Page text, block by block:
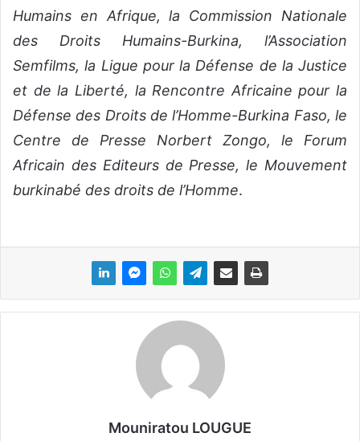
Humains en Afrique, la Commission Nationale
des Droits Humains-Burkina, l’Association
Semfilms, la Ligue pour la Défense de la Justice
et de la Liberté, la Rencontre Africaine pour la
Défense des Droits de l’Homme-Burkina Faso, le
Centre de Presse Norbert Zongo, le Forum
Africain des Editeurs de Presse, le Mouvement
burkinabé des droits de l’Homme.
Mouniratou LOUGUE